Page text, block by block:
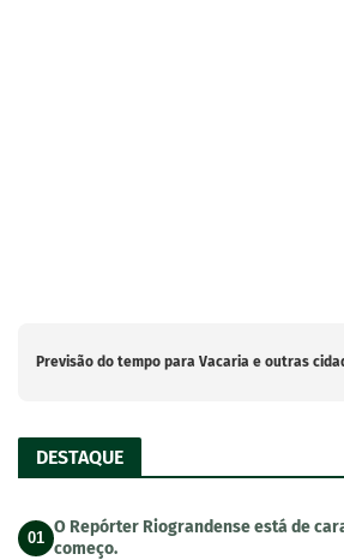
Previsão do tempo para Vacaria e outras
DESTAQUE
01
O Repórter Riograndense está de
começo.